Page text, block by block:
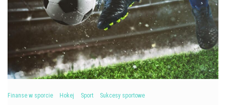
Finanse w sporcie Hokej Sport Sukcesy sportowe